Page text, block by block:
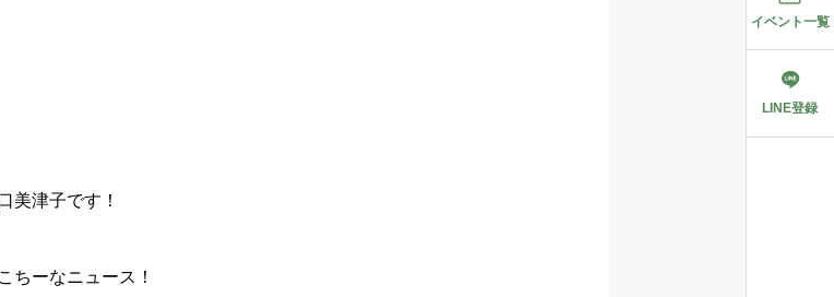
イベント一覧
LINE登録
美津子です！
ちーなニュース！